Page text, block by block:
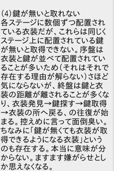
（4）鍵が無いと取れない
各ステージに数個ずつ配置され
ている衣装だが、これらは同じく
ステージ上に配置されている鍵
が無いと取得できない。序盤は
衣装と鍵が並べて配置されてい
ることが多いため（それはそれで
存在する理由が解らない）さほど
気にならないが、終盤は鍵と衣
装の距離が離されることが多くな
り、衣装発見→鍵探す→鍵取得
→衣装の所へ戻る、の往復が始
まる。控えめに言って面倒臭い。
ちなみに「鍵が無くても衣装が取
得できるようになる衣装」という
のも存在する。本当に意味が分
からない。ますます嫌がらせとし
か思えなくなる。